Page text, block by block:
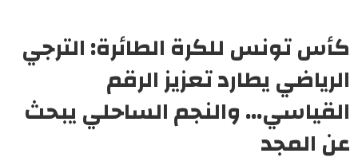
كأس تونس للكرة الطائرة: الترجي
الرياضي يطارد تعزيز الرقم
القياسي… والنجم الساحلي يبحث
عن المجد